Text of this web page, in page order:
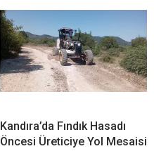
Kandıra’da Fındık Hasadı
Öncesi Üreticiye Yol Mesaisi